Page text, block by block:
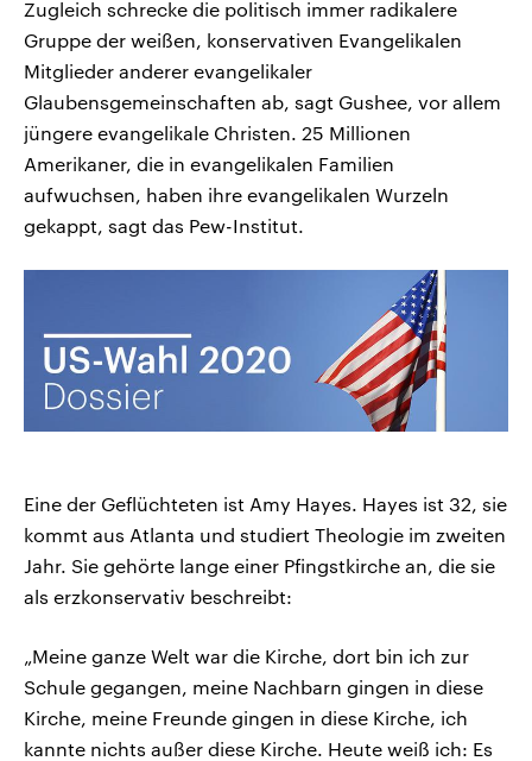
Zugleich schrecke die politisch immer radikalere
Gruppe der weißen, konservativen Evangelikalen
Mitglieder anderer evangelikaler
Glaubensgemeinschaften ab, sagt Gushee, vor allem
jüngere evangelikale Christen. 25 Millionen
Amerikaner, die in evangelikalen Familien
aufwuchsen, haben ihre evangelikalen Wurzeln
gekappt, sagt das Pew-Institut.
Eine der Geflüchteten ist Amy Hayes. Hayes ist 32, sie
kommt aus Atlanta und studiert Theologie im zweiten
Jahr. Sie gehörte lange einer Pfingstkirche an, die sie
als erzkonservativ beschreibt:
„Meine ganze Welt war die Kirche, dort bin ich zur
Schule gegangen, meine Nachbarn gingen in diese
Kirche, meine Freunde gingen in diese Kirche, ich
kannte nichts außer diese Kirche. Heute weiß ich: Es